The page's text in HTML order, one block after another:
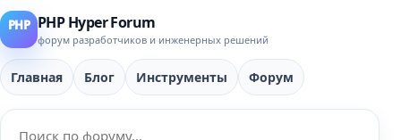
PHP Hyper Forum
форум разработчиков и инженерных решений
Главная Блог Инструменты Форум